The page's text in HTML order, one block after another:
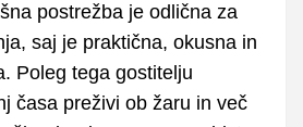
postrežba je odlična za
saj je praktična, okusna in
Poleg tega gostitelju
časa preživi ob žaru in več